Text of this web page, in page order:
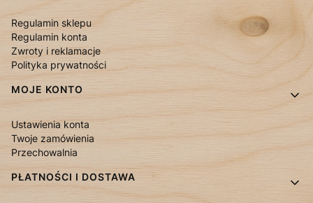
Regulamin sklepu
Regulamin konta
Zwroty i reklamacje
Polityka prywatności
MOJE KONTO
Ustawienia konta
Twoje zamówienia
Przechowalnia
PŁATNOŚCI I DOSTAWA